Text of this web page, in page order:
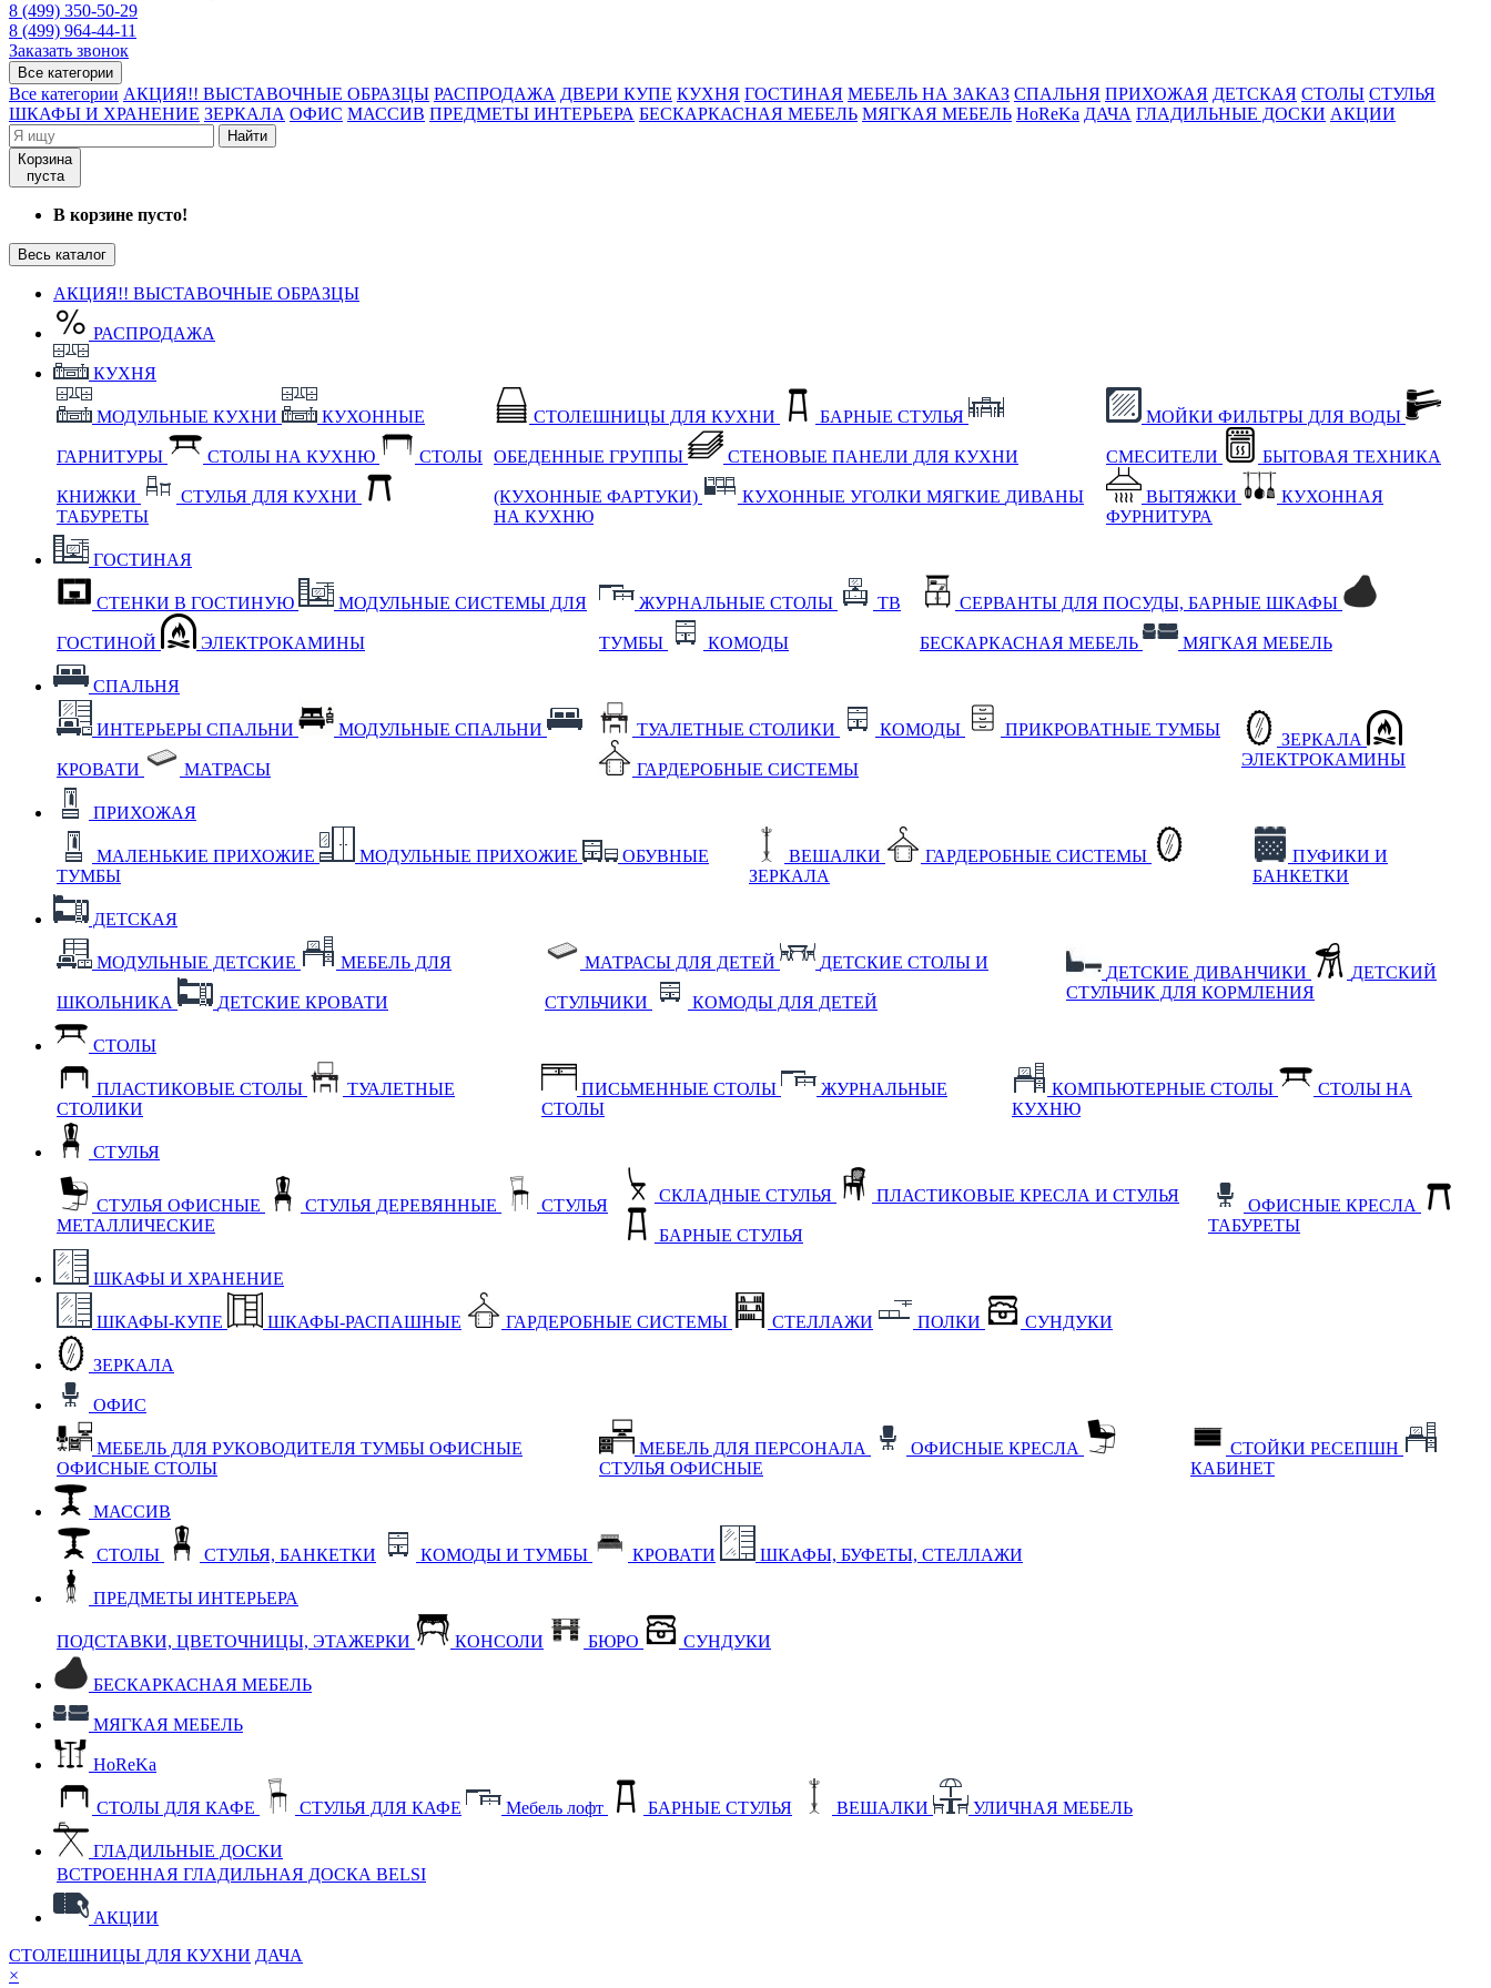
8 (499) 350-50-29
8 (499) 964-44-11
Заказать звонок
Все категории
Все категории АКЦИЯ!! ВЫСТАВОЧНЫЕ ОБРАЗЦЫ РАСПРОДАЖА ДВЕРИ КУПЕ КУХНЯ ГОСТИНАЯ МЕБЕЛЬ НА ЗАКАЗ СПАЛЬНЯ ПРИХОЖАЯ ДЕТСКАЯ СТОЛЫ СТУЛЬЯ
ШКАФЫ И ХРАНЕНИЕ ЗЕРКАЛА ОФИС МАССИВ ПРЕДМЕТЫ ИНТЕРЬЕРА БЕСКАРКАСНАЯ МЕБЕЛЬ МЯГКАЯ МЕБЕЛЬ HoReKa ДАЧА ГЛАДИЛЬНЫЕ ДОСКИ АКЦИИ
Найти
Корзина
пуста
В корзине пусто!
Весь каталог
АКЦИЯ!! ВЫСТАВОЧНЫЕ ОБРАЗЦЫ
РАСПРОДАЖА
КУХНЯ
МОДУЛЬНЫЕ КУХНИ КУХОННЫЕ
ГАРНИТУРЫ СТОЛЫ НА КУХНЮ СТОЛЫ
КНИЖКИ
СТУЛЬЯ ДЛЯ КУХНИ
ТАБУРЕТЫ
СТОЛЕШНИЦЫ ДЛЯ КУХНИ БАРНЫЕ СТУЛЬЯ
ОБЕДЕННЫЕ ГРУППЫ СТЕНОВЫЕ ПАНЕЛИ ДЛЯ КУХНИ
(КУХОННЫЕ ФАРТУКИ) КУХОННЫЕ УГОЛКИ МЯГКИЕ ДИВАНЫ
НА КУХНЮ
МОЙКИ ФИЛЬТРЫ ДЛЯ ВОДЫ
СМЕСИТЕЛИ БЫТОВАЯ ТЕХНИКА
ВЫТЯЖКИ
КУХОННАЯ
ФУРНИТУРА
ГОСТИНАЯ
СТЕНКИ В ГОСТИНУЮ МОДУЛЬНЫЕ СИСТЕМЫ ДЛЯ
ГОСТИНОЙ ЭЛЕКТРОКАМИНЫ
ЖУРНАЛЬНЫЕ СТОЛЫ ТВ
ТУМБЫ КОМОДЫ
СЕРВАНТЫ ДЛЯ ПОСУДЫ, БАРНЫЕ ШКАФЫ
БЕСКАРКАСНАЯ МЕБЕЛЬ МЯГКАЯ МЕБЕЛЬ
СПАЛЬНЯ
ИНТЕРЬЕРЫ СПАЛЬНИ МОДУЛЬНЫЕ СПАЛЬНИ
КРОВАТИ МАТРАСЫ
ТУАЛЕТНЫЕ СТОЛИКИ КОМОДЫ ПРИКРОВАТНЫЕ ТУМБЫ
ГАРДЕРОБНЫЕ СИСТЕМЫ
ЗЕРКАЛА
ЭЛЕКТРОКАМИНЫ
ПРИХОЖАЯ
МАЛЕНЬКИЕ ПРИХОЖИЕ МОДУЛЬНЫЕ ПРИХОЖИЕ
ОБУВНЫЕ
ТУМБЫ
ВЕШАЛКИ
ГАРДЕРОБНЫЕ СИСТЕМЫ
ЗЕРКАЛА
ПУФИКИ И
БАНКЕТКИ
ДЕТСКАЯ
МОДУЛЬНЫЕ ДЕТСКИЕ МЕБЕЛЬ ДЛЯ
ШКОЛЬНИКА ДЕТСКИЕ КРОВАТИ
МАТРАСЫ ДЛЯ ДЕТЕЙ ДЕТСКИЕ СТОЛЫ И
СТУЛЬЧИКИ КОМОДЫ ДЛЯ ДЕТЕЙ
ДЕТСКИЕ ДИВАНЧИКИ
ДЕТСКИЙ
СТУЛЬЧИК ДЛЯ КОРМЛЕНИЯ
СТОЛЫ
ПЛАСТИКОВЫЕ СТОЛЫ
ТУАЛЕТНЫЕ
СТОЛИКИ
ПИСЬМЕННЫЕ СТОЛЫ
ЖУРНАЛЬНЫЕ
СТОЛЫ
КОМПЬЮТЕРНЫЕ СТОЛЫ
СТОЛЫ НА
КУХНЮ
СТУЛЬЯ
СТУЛЬЯ ОФИСНЫЕ СТУЛЬЯ ДЕРЕВЯННЫЕ
СТУЛЬЯ
МЕТАЛЛИЧЕСКИЕ
СКЛАДНЫЕ СТУЛЬЯ ПЛАСТИКОВЫЕ КРЕСЛА И СТУЛЬЯ
БАРНЫЕ СТУЛЬЯ
ОФИСНЫЕ КРЕСЛА
ТАБУРЕТЫ
ШКАФЫ И ХРАНЕНИЕ
ШКАФЫ-КУПЕ ШКАФЫ-РАСПАШНЫЕ ГАРДЕРОБНЫЕ СИСТЕМЫ СТЕЛЛАЖИ ПОЛКИ СУНДУКИ
ЗЕРКАЛА
ОФИС
МЕБЕЛЬ ДЛЯ РУКОВОДИТЕЛЯ ТУМБЫ ОФИСНЫЕ
ОФИСНЫЕ СТОЛЫ
МЕБЕЛЬ ДЛЯ ПЕРСОНАЛА
ОФИСНЫЕ КРЕСЛА
СТУЛЬЯ ОФИСНЫЕ
СТОЙКИ РЕСЕПШН
КАБИНЕТ
МАССИВ
СТОЛЫ СТУЛЬЯ, БАНКЕТКИ КОМОДЫ И ТУМБЫ КРОВАТИ ШКАФЫ, БУФЕТЫ, СТЕЛЛАЖИ
ПРЕДМЕТЫ ИНТЕРЬЕРА
ПОДСТАВКИ, ЦВЕТОЧНИЦЫ, ЭТАЖЕРКИ КОНСОЛИ БЮРО СУНДУКИ
БЕСКАРКАСНАЯ МЕБЕЛЬ
МЯГКАЯ МЕБЕЛЬ
HoReKa
СТОЛЫ ДЛЯ КАФЕ СТУЛЬЯ ДЛЯ КАФЕ Мебель лофт БАРНЫЕ СТУЛЬЯ ВЕШАЛКИ УЛИЧНАЯ МЕБЕЛЬ
ГЛАДИЛЬНЫЕ ДОСКИ
ВСТРОЕННАЯ ГЛАДИЛЬНАЯ ДОСКА BELSI
АКЦИИ
СТОЛЕШНИЦЫ ДЛЯ КУХНИ ДАЧА
×